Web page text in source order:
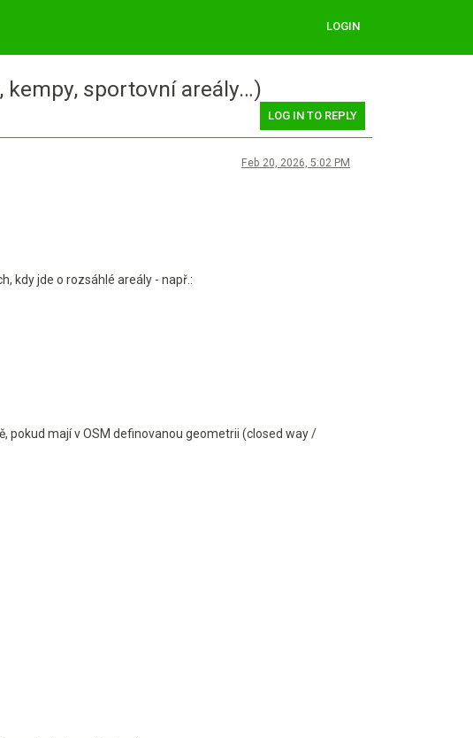
LOGIN
sportovní areály…)
LOG IN TO REPLY
Feb 20, 2026, 5:02 PM
kdy jde o rozsáhlé areály - např.:
pokud mají v OSM definovanou geometrii (closed way /